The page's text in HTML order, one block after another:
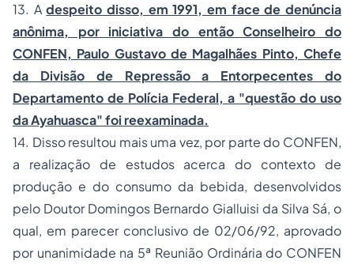
13. Adespeito disso, em 1991, em face de denúncia
anônima, por iniciativa do então Conselheiro do
CONFEN, Paulo Gustavo de Magalhães Pinto, Chefe
da Divisão de Repressão a Entorpecentes do
Departamento de Polícia Federal, a "questão do uso
da Ayahuasca" foi reexaminada.
14. Disso resultou mais uma vez, por parte do CONFEN,
a realização de estudos acerca do contexto de
produção e do consumo da bebida, desenvolvidos
pelo Doutor Domingos Bernardo Gialluisi da Silva Sá, o
qual, em parecer conclusivo de 02/06/92, aprovado
por unanimidade na 5ª Reunião Ordinária do CONFEN